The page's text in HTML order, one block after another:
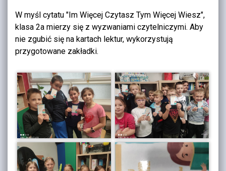
W myśl cytatu "Im Więcej Czytasz Tym Więcej Wiesz",
klasa 2a mierzy się z wyzwaniami czytelniczymi. Aby
nie zgubić się na kartach lektur, wykorzystują
przygotowane zakładki.